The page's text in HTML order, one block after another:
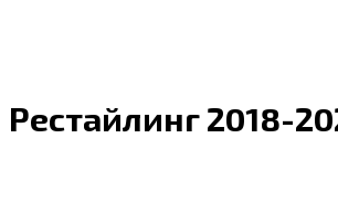
Рестайлинг 2018-